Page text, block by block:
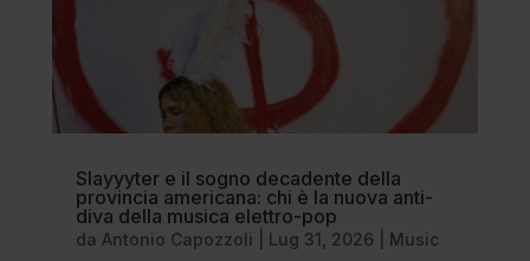
Slayyyter e il sogno decadente della
provincia americana: chi è la nuova anti-
diva della musica elettro-pop
da Antonio Capozzoli Lug 31, 2026
Music